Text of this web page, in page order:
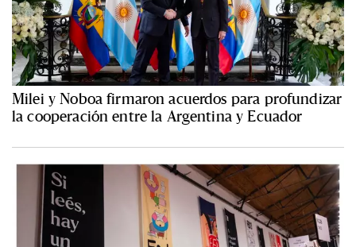
Milei y Noboa firmaron acuerdos para profundizar
la cooperación entre la Argentina y Ecuador